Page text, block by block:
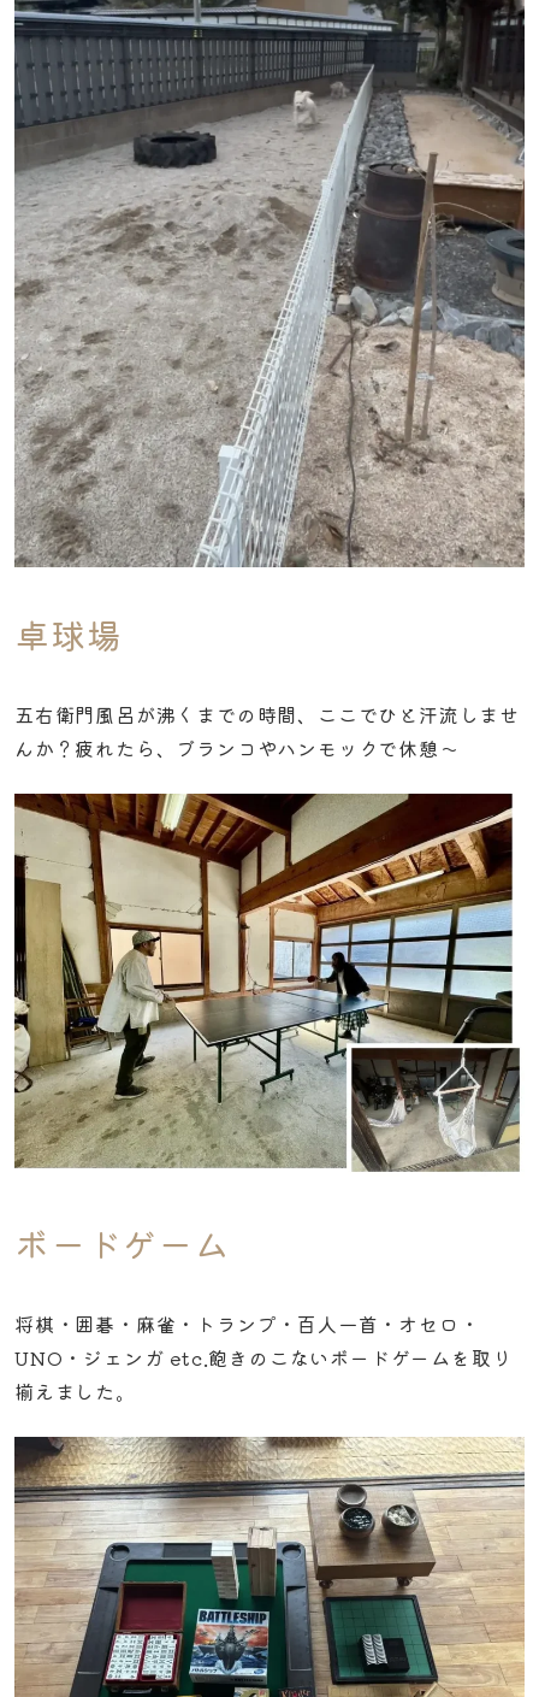
卓球場
五右衛門風呂が沸くまでの時間、ここでひと汗流しませ
んか？疲れたら、ブランコやハンモックで休憩〜
ボードゲーム
将棋・囲碁・麻雀・トランプ・百人一首・オセロ・
UNO・ジェンガ etc.飽きのこないボードゲームを取り
揃えました。